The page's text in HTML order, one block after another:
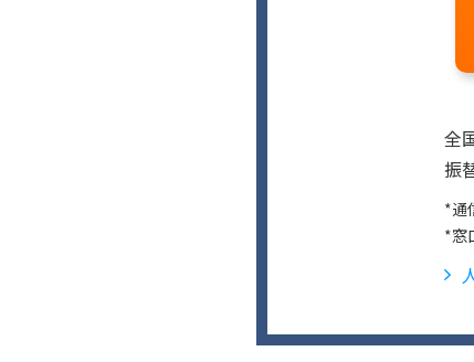
全
振
*通
*窓